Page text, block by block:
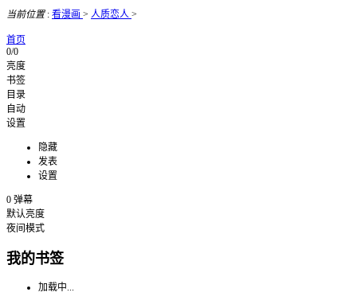
当前位置: 看漫画 > 人质恋人 >
首页
0/0
亮度
书签
目录
自动
设置
隐藏
发表
设置
0 弹幕
默认亮度
夜间模式
我的书签
加载中...